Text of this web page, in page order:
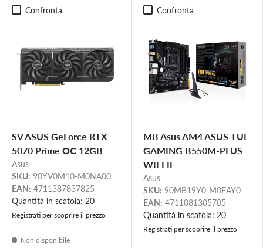
Confronta
SV ASUS GeForce RTX
5070 Prime OC 12GB
Asus
SKU: 90YV0M10-M0NA00
EAN: 4711387837825
Quantità in scatola: 20
Registrati per scoprire il prezzo
Non disponibile
Confronta
MB Asus AM4 ASUS TUF
GAMING B550M-PLUS
WIFI II
Asus
SKU: 90MB19Y0-M0EAY0
EAN: 4711081305705
Quantità in scatola: 20
Registrati per scoprire il prezzo